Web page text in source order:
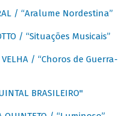
/ “Aralume Nordestina”
/ “Situações Musicais”
VELHA / “Choros de Guerra-
BRASILEIRO"